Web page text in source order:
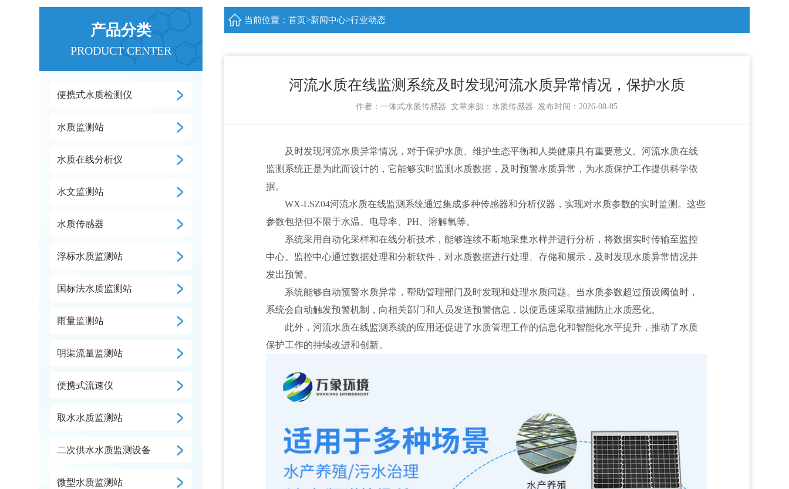
产品分类
PRODUCT CENTER
便携式水质检测仪
水质监测站
水质在线分析仪
水文监测站
水质传感器
浮标水质监测站
国标法水质监测站
雨量监测站
明渠流量监测站
便携式流速仪
取水水质监测站
二次供水水质监测设备
微型水质监测站
当前位置： 首页>新闻中心>行业动态
河流水质在线监测系统及时发现河流水质异常情况，保护水质
作者：一体式水质传感器 文章来源：水质传感器 发布时间：2026-08-05
及时发现河流水质异常情况，对于保护水质、维护生态平衡和人类健康具有重要意义。河流水质在线
监测系统正是为此而设计的，它能够实时监测水质数据，及时预警水质异常，为水质保护工作提供科学依
据。
WX-LSZ04河流水质在线监测系统通过集成多种传感器和分析仪器，实现对水质参数的实时监测。这些
参数包括但不限于水温、电导率、PH、溶解氧等。
系统采用自动化采样和在线分析技术，能够连续不断地采集水样并进行分析，将数据实时传输至监控
中心。监控中心通过数据处理和分析软件，对水质数据进行处理、存储和展示，及时发现水质异常情况并
发出预警。
系统能够自动预警水质异常，帮助管理部门及时发现和处理水质问题。当水质参数超过预设阈值时，
系统会自动触发预警机制，向相关部门和人员发送预警信息，以便迅速采取措施防止水质恶化。
此外，河流水质在线监测系统的应用还促进了水质管理工作的信息化和智能化水平提升，推动了水质
保护工作的持续改进和创新。